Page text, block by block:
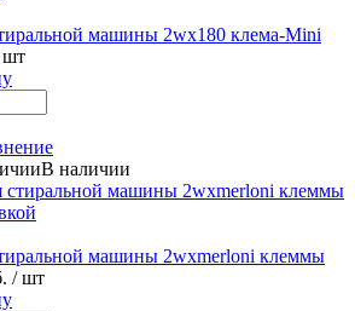
машины 2wх180 клема-Mini
шт
В наличии
машины 2wxmerloni клеммы
/ шт